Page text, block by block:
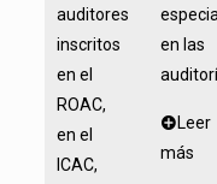
auditores
inscritos
en el
ROAC,
en el
ICAC,
en las
Leer
más